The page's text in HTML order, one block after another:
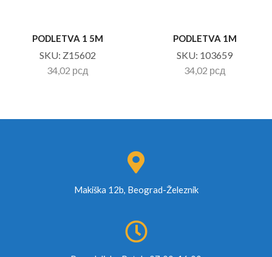
PODLETVA 1 5M
SKU: Z15602
34,02 рсд
PODLETVA 1M
SKU: 103659
34,02 рсд
Makiška 12b, Beograd-Železnik